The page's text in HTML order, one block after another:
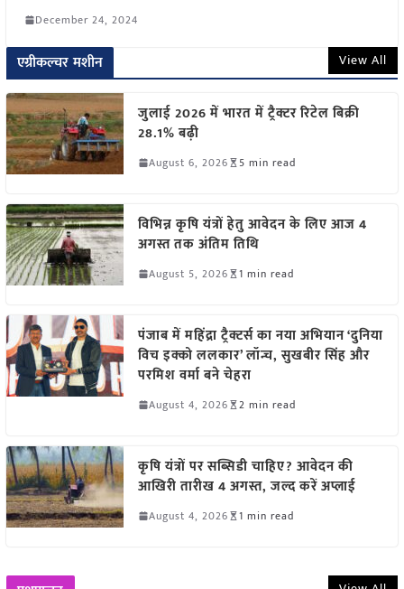
December 24, 2024
एग्रीकल्चर मशीन View All
जुलाई 2026 में भारत में ट्रैक्टर रिटेल बिक्री
28.1% बढ़ी
August 6, 2026 5 min read
विभिन्न कृषि यंत्रों हेतु आवेदन के लिए आज 4
अगस्त तक अंतिम तिथि
August 5, 2026 1 min read
पंजाब में महिंद्रा ट्रैक्टर्स का नया अभियान ‘दुनिया
विच इक्को ललकार’ लॉन्च, सुखबीर सिंह और
परमिश वर्मा बने चेहरा
August 4, 2026 2 min read
कृषि यंत्रों पर सब्सिडी चाहिए? आवेदन की
आखिरी तारीख 4 अगस्त, जल्द करें अप्लाई
August 4, 2026 1 min read